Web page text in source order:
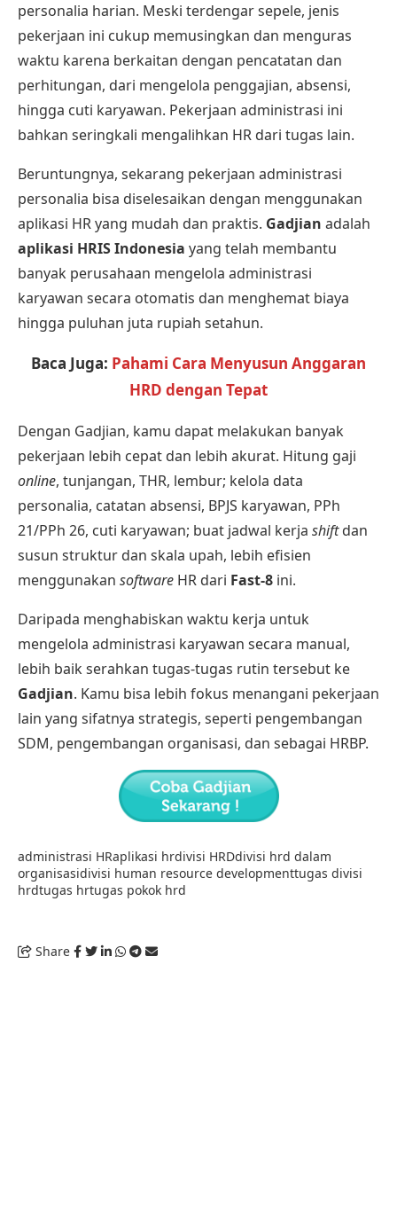
personalia harian. Meski terdengar sepele, jenis
pekerjaan ini cukup memusingkan dan menguras
waktu karena berkaitan dengan pencatatan dan
perhitungan, dari mengelola penggajian, absensi,
hingga cuti karyawan. Pekerjaan administrasi ini
bahkan seringkali mengalihkan HR dari tugas lain.
Beruntungnya, sekarang pekerjaan administrasi
personalia bisa diselesaikan dengan menggunakan
aplikasi HR yang mudah dan praktis. Gadjian adalah
aplikasi HRIS Indonesia yang telah membantu
banyak perusahaan mengelola administrasi
karyawan secara otomatis dan menghemat biaya
hingga puluhan juta rupiah setahun.
Baca Juga: Pahami Cara Menyusun Anggaran
HRD dengan Tepat
Dengan Gadjian, kamu dapat melakukan banyak
pekerjaan lebih cepat dan lebih akurat. Hitung gaji
online, tunjangan, THR, lembur; kelola data
personalia, catatan absensi, BPJS karyawan, PPh
21/PPh 26, cuti karyawan; buat jadwal kerja shiftdan
susun struktur dan skala upah, lebih efisien
menggunakan software HR dari Fast-8 ini.
Daripada menghabiskan waktu kerja untuk
mengelola administrasi karyawan secara manual,
lebih baik serahkan tugas-tugas rutin tersebut ke
Gadjian. Kamu bisa lebih fokus menangani pekerjaan
lain yang sifatnya strategis, seperti pengembangan
SDM, pengembangan organisasi, dan sebagai HRBP.
administrasi HRaplikasi hrdivisi HRDdivisi hrd dalam
organisasidivisi human resource developmenttugas divisi
hrdtugas hrtugas pokok hrd
Share